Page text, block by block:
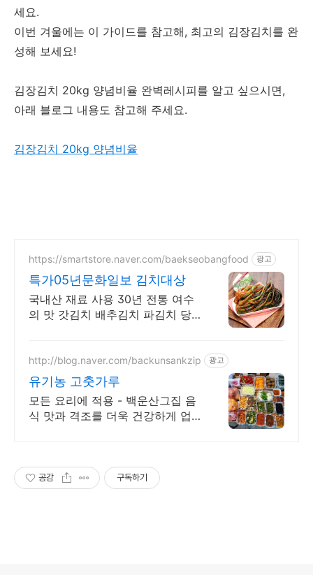
세요.
이번 겨울에는 이 가이드를 참고해, 최고의 김장김치를 완
성해 보세요!
김장김치 20kg 양념비율 완벽레시피를 알고 싶으시면,
아래 블로그 내용도 참고해 주세요.
김장김치 20kg 양념비율
https://smartstore.naver.com/baekseobangfood 광고
특가05년문화일보 김치대상
국내산 재료 사용 30년 전통 여수
의 맛 갓김치 배추김치 파김치 당
http://blog.naver.com/backunsankzip 광고
유기농 고춧가루
모든 요리에 적용 - 백운산그집 음
식 맛과 격조를 더욱 건강하게 업
공감 구독하기